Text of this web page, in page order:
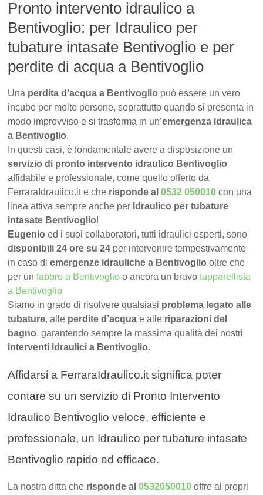
Pronto intervento idraulico a
Bentivoglio: per Idraulico per
tubature intasate Bentivoglio e per
perdite di acqua a Bentivoglio
Una perdita d’acqua a Bentivoglio può essere un vero
incubo per molte persone, soprattutto quando si presenta in
modo improvviso e si trasforma in un’emergenza idraulica
a Bentivoglio.
In questi casi, è fondamentale avere a disposizione un
servizio di pronto intervento idraulico Bentivoglio
affidabile e professionale, come quello offerto da
FerraraIdraulico.it e che risponde al0532 050010 con una
linea attiva sempre anche per Idraulico per tubature
intasate Bentivoglio!
Eugenio ed i suoi collaboratori, tutti idraulici esperti, sono
disponibili 24 ore su 24 per intervenire tempestivamente
in caso diemergenze idrauliche a Bentivogliooltre che
per unfabbro a Bentivoglio o ancora un bravotapparellista
a Bentivoglio
Siamo in grado di risolvere qualsiasi problema legato alle
tubature, alle perdite d’acqua e alle riparazioni del
bagno, garantendo sempre la massima qualità dei nostri
interventi idraulici a Bentivoglio.
Affidarsi a FerraraIdraulico.it significa poter
contare su un servizio di Pronto Intervento
Idraulico Bentivoglio veloce, efficiente e
professionale, un Idraulico per tubature intasate
Bentivoglio rapido ed efficace.
La nostra ditta che risponde al0532050010 offre ai propri